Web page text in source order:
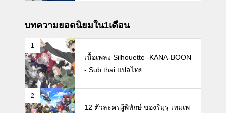
บทความยอดนิยมใน1เดือน
1
เนื้อเพลง Silhouette -KANA-BOON
- Sub thai แปลไทย
2
12 ตัวละครผู้พิทักษ์ ของริมุรุ เทมเพ